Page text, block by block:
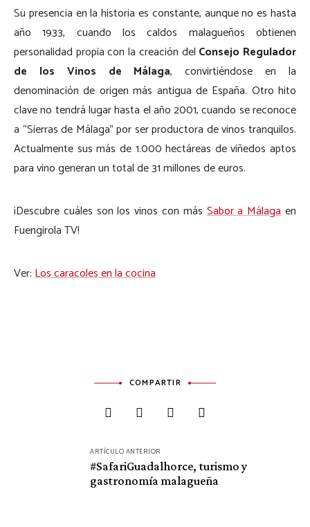
Su presencia en la historia es constante, aunque no es hasta
año 1933, cuando los caldos malagueños obtienen
personalidad propia con la creación del Consejo Regulador
de los Vinos de Málaga, convirtiéndose en la
denominación de origen más antigua de España. Otro hito
clave no tendrá lugar hasta el año 2001, cuando se reconoce
a “Sierras de Málaga” por ser productora de vinos tranquilos.
Actualmente sus más de 1.000 hectáreas de viñedos aptos
para vino generan un total de 31 millones de euros.
¡Descubre cuáles son los vinos con másSabor a Málaga en
Fuengirola TV!
Ver:Los caracoles en la cocina
COMPARTIR
ARTÍCULO ANTERIOR
#SafariGuadalhorce, turismo y
gastronomía malagueña